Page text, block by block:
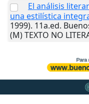
El análisis
una estilística
1999). 11a.ed.
(M) TEXTO NO